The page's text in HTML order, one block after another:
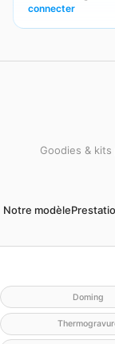
connecter
Goodies &
Notre modèle
Doming